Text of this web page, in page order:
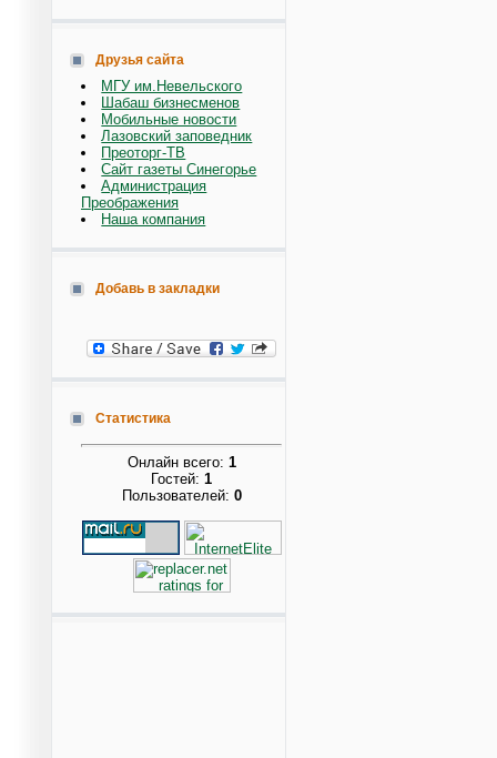
Друзья сайта
МГУ им.Невельского
Шабаш бизнесменов
Мобильные новости
Лазовский заповедник
Преоторг-ТВ
Сайт газеты Синегорье
Администрация
Преображения
Наша компания
Добавь в закладки
Статистика
Онлайн всего: 1
Гостей: 1
Пользователей: 0